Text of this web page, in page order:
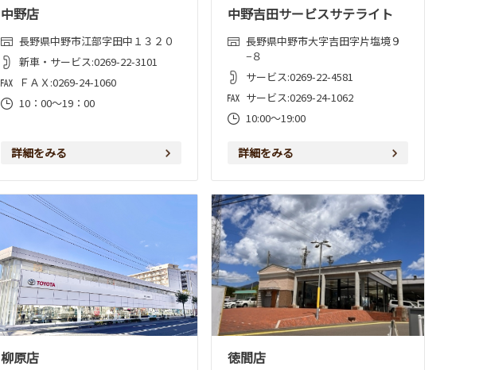
中野店
長野県中野市江部字田中１３２０
新車・サービス:0269-22-3101
ＦＡＸ:0269-24-1060
10：00～19：00
詳細をみる
中野吉田サービスサテライト
長野県中野市大字吉田字片塩境９
−８
サービス:0269-22-4581
サービス:0269-24-1062
10:00～19:00
詳細をみる
柳原店 徳間店